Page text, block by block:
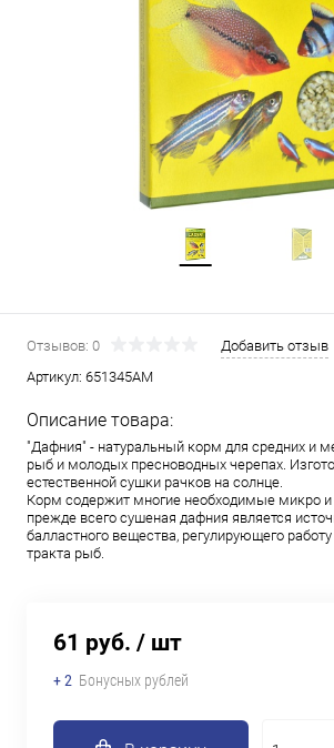
Отзывов: 0
Добавить отзыв
Артикул: 651345АМ
Описание товара:
"Дафния" - натуральный корм для средних и
рыб и молодых пресноводных черепах.
естественной сушки рачков на солнце.
Корм содержит многие необходимые микро
прежде всего сушеная дафния является
балластного вещества, регулирующего
тракта рыб.
61 руб. / шт
+ 2 Бонусных рублей